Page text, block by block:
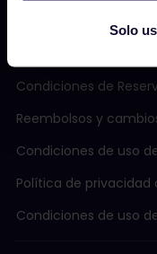
Solo
Condiciones de
Reembolsos y
Condiciones de uso
Política de privacidad
Condiciones de uso